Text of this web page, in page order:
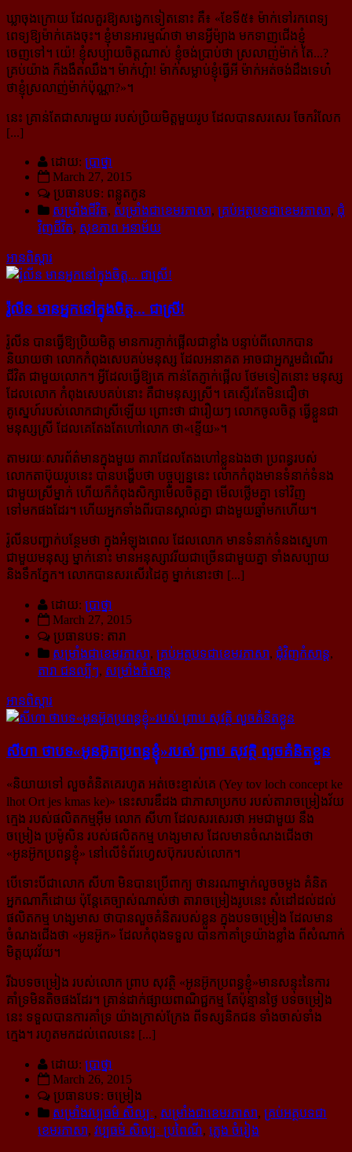
ឃ្លាចុងក្រោយ ដែលគួរឱ្យសង្វេកទៀតនោះ គឺ៖ «ខែទី៥៖ ម៉ាក់ទៅរកពេទ្យ
ពេទ្យឱ្យម៉ាក់គេងចុះ។ ខ្ញុំមានអារម្មណ៍ថា មាន​អ្វីម៉្យាង មកទាញជើងខ្ញុំ
ចេញទៅ។ យ៉េ! ខ្ញុំសប្បាយចិត្តណាស់ ខ្ញុំចង់ប្រាប់ថា ស្រលាញ់ម៉ាក់ តែ...?
គ្រប់យ៉ាង ក៏​ងងឹត​ឈឹង។ ម៉ាក់ហ្អ៎ា! ម៉ាក់សម្លាប់ខ្ញុំធ្វើអី ម៉ាក់អត់ចង់ដឹងទេហ៎
ថាខ្ញុំស្រលាញ់ម៉ាក់ប៉ុណ្ណា?»។
នេះ គ្រាន់តែជាសារមួយ របស់ប្រិយមិត្តមួយរូប ដែលបានសរសេរ ចែករំលែក
[...]
ដោយ: ប្រាថ្នា
March 27, 2015
ប្រធានបទ: ពន្លូតកូន
សម្រាំងជីវិត, សម្រាំងជាខេមរភាសា, គ្រប់អត្ថបទជាខេមរភាសា, ជុំ
វិញជីវិត, សុខភាព អនាម័យ
អានពិស្ដារ
រ៉ូលីន មាន​អ្នក​នៅ​ក្នុង​ចិត្ត... ជា​ស្រី!
រ៉ូលីន បានធ្វើឱ្យប្រិយមិត្ត មានការភ្ញាក់ផ្អើលជាខ្លាំង បន្ទាប់ពីលោកបាន
និយាយថា លោកកំពុងសេបគប់មនុស្ស ដែល​អនាគត អាចជាអ្នករួមដំណើរ
ជីវិត ជាមួយលោក។ អ្វីដែលធ្វើឱ្យគេ កាន់តែភ្ញាក់ផ្អើល ថែមទៀតនោះ មនុស្ស
ដែល​លោក កំពុងសេបគប់នោះ គឺជាមនុស្សស្រី។ គេស្ទើរតែមិនជឿថា
គូស្នេហ៍របស់លោកជាស្រីឡើយ ព្រោះថា ជារឿយៗ លោកចូលចិត្ត ធ្វើខ្លួនជា
មនុស្សស្រី ដែលគេតែងតែហៅលោក ថា«ខ្ទើយ»។
តាមរយៈសារព័ត៌មានក្នុងមួយ តារាដែលតែងហៅខ្លួនឯងថា ប្រពន្ធរបស់
លោកតាប៊ុយរូបនេះ បានបង្ហើបថា បច្ចុប្បន្ន​នេះ លោកកំពុងមានទំនាក់ទំនង
ជាមួយស្រីម្នាក់ ហើយក៏កំពុងសិក្សាមើលចិត្តគ្នា មើលថ្លើមគ្នា ទៅវិញ
ទៅមកផង​ដែរ។ ហើយអ្នកទាំងពីរបានស្គាល់គ្នា ជាងមួយឆ្នាំមកហើយ។
រ៉ូលីនបញ្ជាក់បន្ថែមថា ក្នុងអំឡុងពេល ដែលលោក មានទំនាក់ទំនងស្នេហា
ជាមួយមនុស្ស ម្នាក់នោះ មានអនុស្សាវរីយ​ជាច្រើនជាមួយគ្នា ទាំងសប្បាយ
និងទឹកភ្នែក។ លោកបានសរសើរដៃគូ ម្នាក់នោះថា [...]
ដោយ: ប្រាថ្នា
March 27, 2015
ប្រធានបទ: តារា
សម្រាំងជាខេមរភាសា, គ្រប់អត្ថបទជាខេមរភាសា, ជុំវិញកំសាន្ដ,
តារា ជនល្បីៗ, សម្រាំងកំសាន្ដ
អានពិស្ដារ
សីហា ថា​បទ​«អូន​អ៊ូក​ប្រពន្ធ​ខ្ញុំ»​របស់ ព្រាប សុវត្ថិ លួច​គំនិត​​ខ្លួន
«និយាយទៅ លួចគំនិតគេរហូត អត់ចេះខ្មាស់គេ (Yey tov loch concept ke
lhot Ort jes kmas ke)» នេះសារឌឺដង ជាភាសាប្រកប របស់តារាចម្រៀងវ័យ
ក្មេង របស់ផលិតកម្មអ៊ឹម លោក សីហា ដែលសរសេរថា អមជាមួយ នឹង
ចម្រៀង ប្រម៉ូសិន របស់ផលិតកម្ម ហង្សមាស ដែលមានចំណងជើងថា
«អូនអ៊ូកប្រពន្ធខ្ញុំ» នៅលើទំព័រហ្វេសប៊ុករបស់លោក។
បើទោះបីជាលោក សីហា មិនបានប្រើពាក្យ ថានរណាម្នាក់លួចចម្លង គំនិត
អ្នកណាក៏ដោយ ប៉ុន្តែគេច្បាស់ណាស់ថា តារាចម្រៀងរូបនេះ សំដៅដល់ដល់
ផលិតកម្ម ហង្សមាស ថាបានលួចគំនិតរបស់ខ្លួន ក្នុងបទចម្រៀង ដែលមាន​
ចំណង​ជើងថា «អូនអ៊ូក» ដែលកំពុងទទួល បានកាគាំទ្រយ៉ាងខ្លាំង ពីសំណាក់
មិត្តយុវវ័យ។
រីឯបទចម្រៀង របស់លោក ព្រាប សុវត្ថិ «អូនអ៊ូកប្រពន្ធខ្ញុំ»មានសន្ទុះនៃការ
គាំទ្រមិនតិចផងដែរ។ គ្រាន់ដាក់ផ្សាយ​ពាណិជ្ជកម្ម តែប៉ុន្មានថ្ងៃ បទចម្រៀង
នេះ ទទួលបានការគាំទ្រ យ៉ាងក្រាស់ក្រែង ពីទស្សនិកជន ទាំងចាស់ទាំង
ក្មេង។ រហូតមកដល់ពេលនេះ [...]
ដោយ: ប្រាថ្នា
March 26, 2015
ប្រធានបទ: ចម្រៀង
សម្រាំងវប្ប​ធម៌​ សិល្បៈ, សម្រាំងជាខេមរភាសា, គ្រប់អត្ថបទជា
ខេមរភាសា, វប្បធម៌ សិល្បៈ ប្រពៃណី, ភ្លេង ចំរៀង